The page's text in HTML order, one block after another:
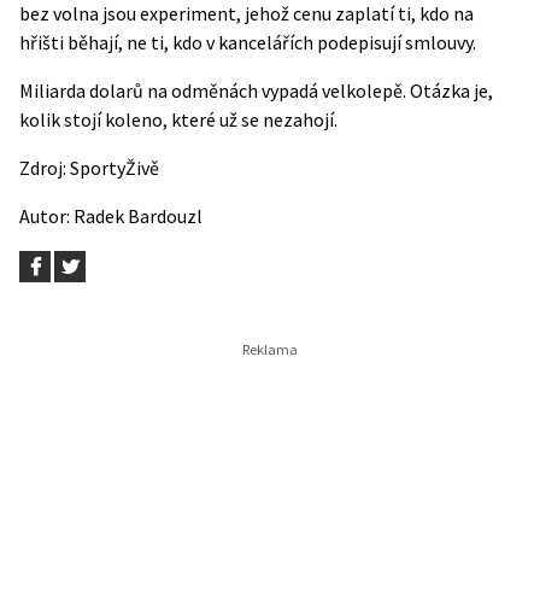
bez volna jsou experiment, jehož cenu zaplatí ti, kdo na
hřišti běhají, ne ti, kdo v kancelářích podepisují smlouvy.
Miliarda dolarů na odměnách vypadá velkolepě. Otázka je,
kolik stojí koleno, které už se nezahojí.
Zdroj: SportyŽivě
Autor: Radek Bardouzl